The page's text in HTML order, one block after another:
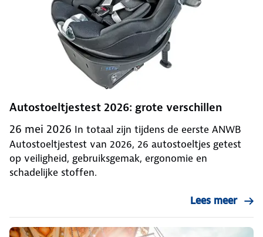
Autostoeltjestest 2026: grote verschillen
26 mei 2026 In totaal zijn tijdens de eerste ANWB
Autostoeltjestest van 2026, 26 autostoeltjes getest
op veiligheid, gebruiksgemak, ergonomie en
schadelijke stoffen.
Lees meer